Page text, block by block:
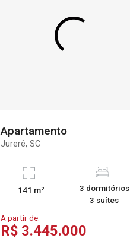
Apartamento
Jurerê, SC
141 m²
3 dormitórios
3 suítes
A partir de:
R$ 3.445.000